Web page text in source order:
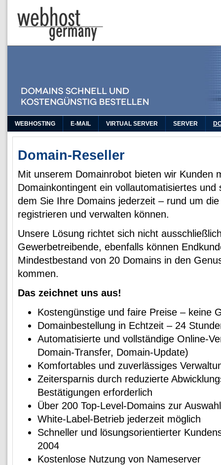
WEBHOSTING E-MAIL VIRTUAL SERVER SERVER
Domain-Reseller
Mit unserem Domainrobot bieten wir Kunden
Domainkontingent ein vollautomatisiertes
dem Sie Ihre Domains jederzeit – rund um
registrieren und verwalten können.
Unsere Lösung richtet sich nicht
Gewerbetreibende, ebenfalls können
Mindestbestand von 20 Domains in den
kommen.
Das zeichnet uns aus!
Kostengünstige und faire Preise – keine
Domainbestellung in Echtzeit – 24
Automatisierte und vollständige Online-
Domain-Transfer, Domain-Update)
Komfortables und zuverlässiges
Zeitersparnis durch reduzierte
Bestätigungen erforderlich
Über 200 Top-Level-Domains zur Auswahl
White-Label-Betrieb jederzeit möglich
Schneller und lösungsorientierter
2004
Kostenlose Nutzung von Nameserver